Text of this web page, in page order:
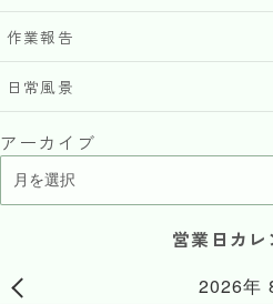
作業報告
日常風景
アーカイブ
営業日カレ
2026年